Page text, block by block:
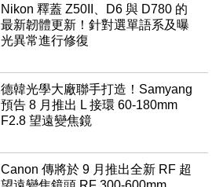
Nikon 釋蓋 Z50II、D6 與 D780 的
最新韌體更新！針對選單語系及曝
光異常進行修復
德韓光學大廠聯手打造！Samyang
預告 8 月推出 L 接環 60-180mm
F2.8 望遠變焦鏡
Canon 傳將於 9 月推出全新 RF 超